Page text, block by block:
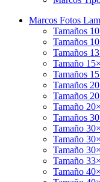
Marcos Fotos
Tamaños
Tamaños
Tamaños
Tamaño
Tamaños
Tamaños
Tamaños
Tamaño
Tamaños
Tamaño
Tamaño
Tamaño
Tamaño
Tamaño